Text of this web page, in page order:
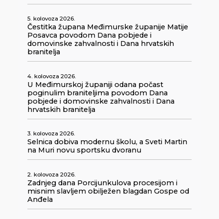
5. kolovoza 2026.
Čestitka župana Međimurske županije Matije
Posavca povodom Dana pobjede i
domovinske zahvalnosti i Dana hrvatskih
branitelja
4. kolovoza 2026.
U Međimurskoj županiji odana počast
poginulim braniteljima povodom Dana
pobjede i domovinske zahvalnosti i Dana
hrvatskih branitelja
3. kolovoza 2026.
Selnica dobiva modernu školu, a Sveti Martin
na Muri novu sportsku dvoranu
2. kolovoza 2026.
Zadnjeg dana Porcijunkulova procesijom i
misnim slavljem obilježen blagdan Gospe od
Anđela